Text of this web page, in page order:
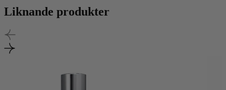
Liknande produkter